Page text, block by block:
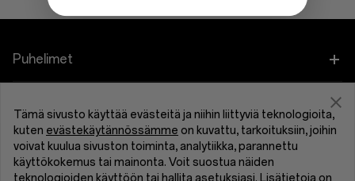
Puhelimet
OnePlus 13
OnePlus 13R
Tabletti
Ohjelmat
Tämä sivusto käyttää evästeitä ja niihin liittyviä teknologioita,
kuten evästekäytännössämme on kuvattu, tarkoituksiin, joihin
voivat kuulua sivuston toiminta, analytiikka, parannettu
käyttökokemus tai mainonta. Voit suostua näiden
teknologioiden käyttöön tai hallita asetuksiasi. Lisätietoja on